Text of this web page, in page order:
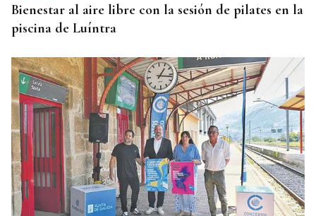
Bienestar al aire libre con la sesión de pilates en la
piscina de Luíntra